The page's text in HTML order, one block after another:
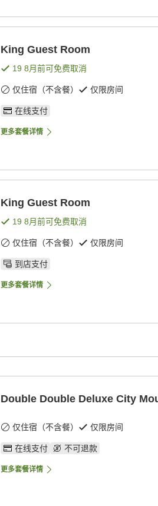
King Guest Room
19 8月前可免费取消
仅住宿（不含餐） 仅限房间
在线支付
更多套餐详情
King Guest Room
19 8月前可免费取消
仅住宿（不含餐） 仅限房间
到店支付
更多套餐详情
Double Double Deluxe City
仅住宿（不含餐） 仅限房间
在线支付 不可退款
更多套餐详情